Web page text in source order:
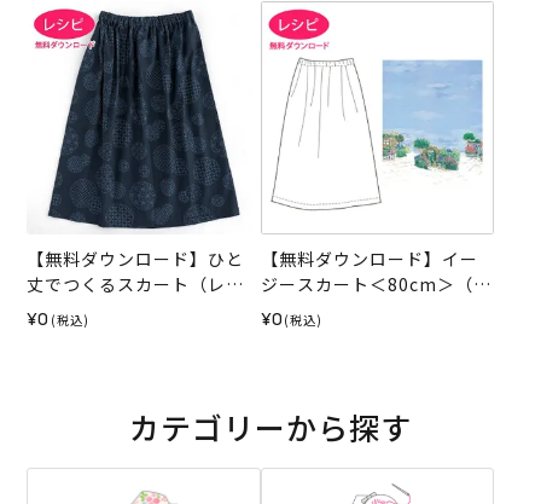
【無料ダウンロード】ひと
丈でつくるスカート（レシ
ピ）
¥0 (税込)
【無料ダウンロード】イー
ジースカート＜80cm＞（レ
シピ）
¥0 (税込)
カテゴリーから探す